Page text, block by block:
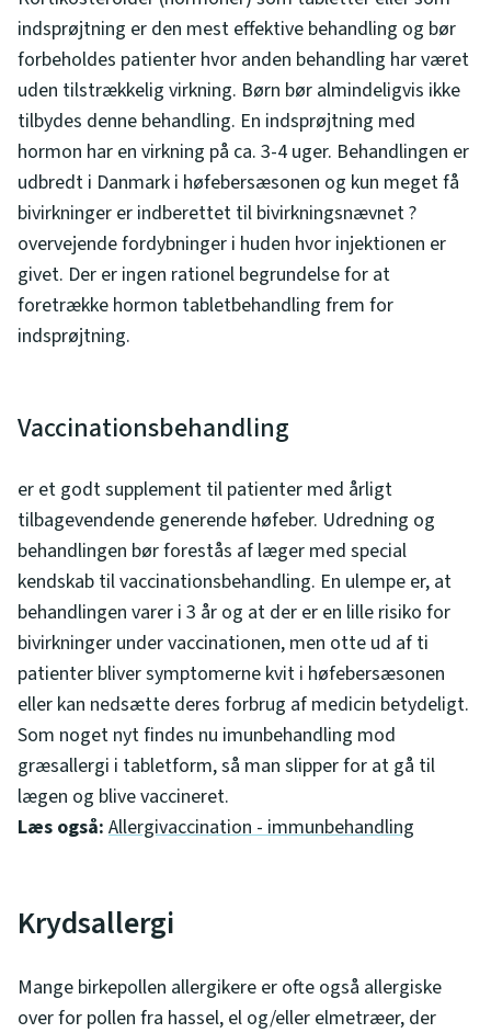
indsprøjtning er den mest effektive behandling og bør
forbeholdes patienter hvor anden behandling har været
uden tilstrækkelig virkning. Børn bør almindeligvis ikke
tilbydes denne behandling. En indsprøjtning med
hormon har en virkning på ca. 3-4 uger. Behandlingen er
udbredt i Danmark i høfebersæsonen og kun meget få
bivirkninger er indberettet til bivirkningsnævnet ?
overvejende fordybninger i huden hvor injektionen er
givet. Der er ingen rationel begrundelse for at
foretrække hormon tabletbehandling frem for
indsprøjtning.
Vaccinationsbehandling
er et godt supplement til patienter med årligt
tilbagevendende generende høfeber. Udredning og
behandlingen bør forestås af læger med special
kendskab til vaccinationsbehandling. En ulempe er, at
behandlingen varer i 3 år og at der er en lille risiko for
bivirkninger under vaccinationen, men otte ud af ti
patienter bliver symptomerne kvit i høfebersæsonen
eller kan nedsætte deres forbrug af medicin betydeligt.
Som noget nyt findes nu imunbehandling mod
græsallergi i tabletform, så man slipper for at gå til
lægen og blive vaccineret.
Læs også: Allergivaccination - immunbehandling
Krydsallergi
Mange birkepollen allergikere er ofte også allergiske
over for pollen fra hassel, el og/eller elmetræer, der